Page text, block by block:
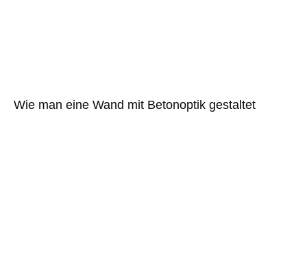
Wie man eine Wand mit Betonoptik gestaltet